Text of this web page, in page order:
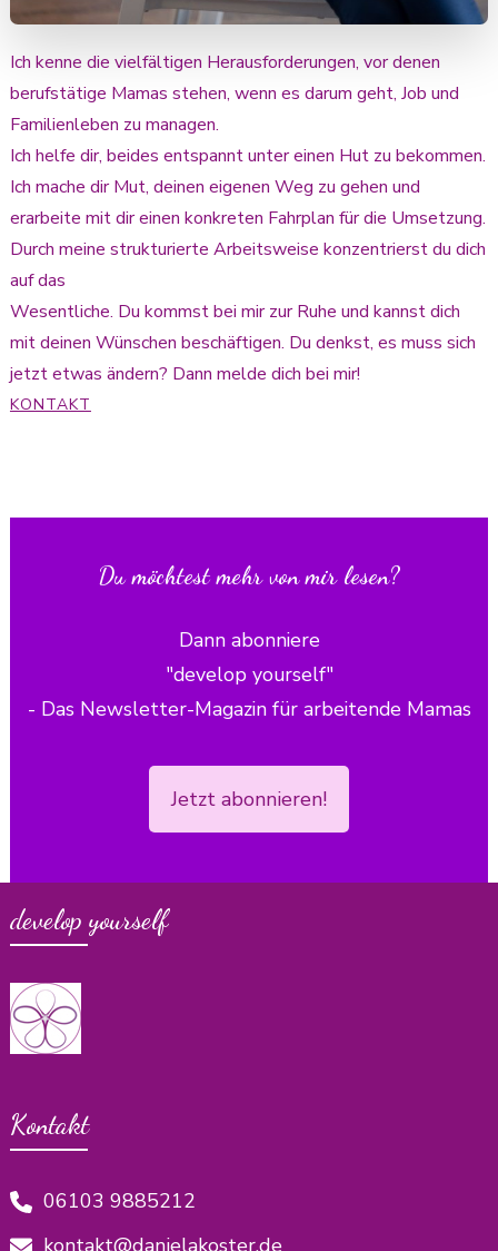
Ich kenne die vielfältigen Herausforderungen, vor denen
berufstätige Mamas stehen, wenn es darum geht, Job und
Familienleben zu managen.
Ich helfe dir, beides entspannt unter einen Hut zu bekommen.
Ich mache dir Mut, deinen eigenen Weg zu gehen und
erarbeite mit dir einen konkreten Fahrplan für die Umsetzung.
Durch meine strukturierte Arbeitsweise konzentrierst du dich
auf das
Wesentliche. Du kommst bei mir zur Ruhe und kannst dich
mit deinen Wünschen beschäftigen. Du denkst, es muss sich
jetzt etwas ändern? Dann melde dich bei mir!
KONTAKT
Du möchtest mehr von mir lesen?
Dann abonniere
"develop yourself"
- Das Newsletter-Magazin für arbeitende Mamas
Jetzt abonnieren!
develop yourself
Kontakt
06103 9885212